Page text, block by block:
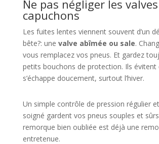
Ne pas négliger les
capuchons
Les fuites lentes viennent souvent d’un
bête?: une valve abîmée ou sale.
vous remplacez vos pneus. Et gardez
petits bouchons de protection. Ils évitent
s’échappe doucement, surtout l’hiver.
Un simple contrôle de pression régulier
soigné gardent vos pneus souples et
remorque bien oubliée est déjà une
entretenue.